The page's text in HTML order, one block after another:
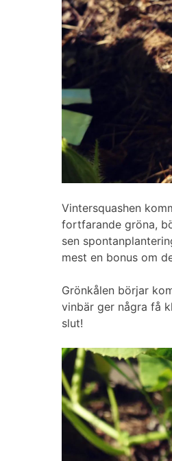
Vintersquashen
fortfarande gröna,
sen
mest en bonus om
Grönkålen börjar
vinbär ger några få
slut!